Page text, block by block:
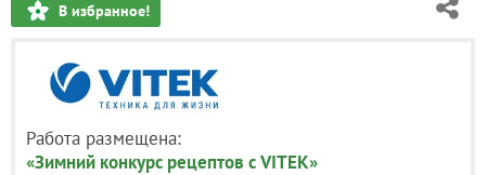
В избранное!
Работа размещена:
«Зимний конкурс рецептов с VITEK»